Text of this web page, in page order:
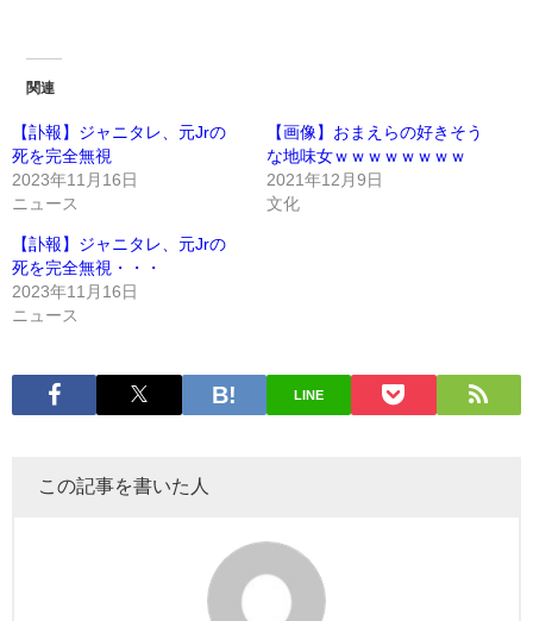
関連
【訃報】ジャニタレ、元Jrの
死を完全無視
2023年11月16日
ニュース
【画像】おまえらの好きそう
な地味女ｗｗｗｗｗｗｗｗ
2021年12月9日
文化
【訃報】ジャニタレ、元Jrの
死を完全無視・・・
2023年11月16日
ニュース
LINE
この記事を書いた人